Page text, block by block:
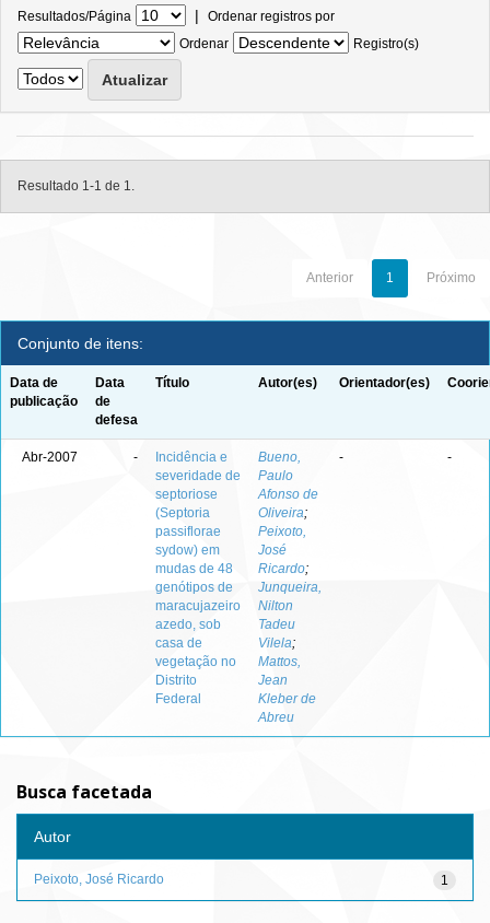
Resultados/Página | Ordenar registros por
Ordenar
Registro(s)
Resultado 1-1 de 1.
Anterior 1 Próximo
Conjunto de itens:
Data de
publicação
Data
de
defesa
Título Autor(es) Orientador(es)
Abr-2007 -
Incidência e
severidade de
septoriose
(Septoria
passiflorae
sydow) em
mudas de 48
genótipos de
maracujazeiro
azedo, sob
casa de
vegetação no
Distrito
Federal
Bueno,
Paulo
Afonso de
Oliveira;
Peixoto,
José
Ricardo;
Junqueira,
Nilton
Tadeu
Vilela;
Mattos,
Jean
Kleber de
Abreu
- -
Busca facetada
Autor
1
Peixoto, José Ricardo